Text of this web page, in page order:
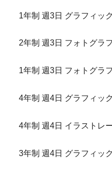
1年制 週3日 グラフィッ
2年制 週3日 フォトグラ
1年制 週3日 フォトグラ
4年制 週4日 グラフィッ
4年制 週4日 イラストレ
3年制 週4日 グラフィッ